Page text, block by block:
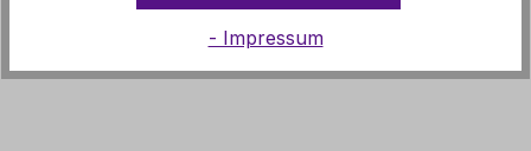
Mächten wunderbar geborgen"
- Impressum